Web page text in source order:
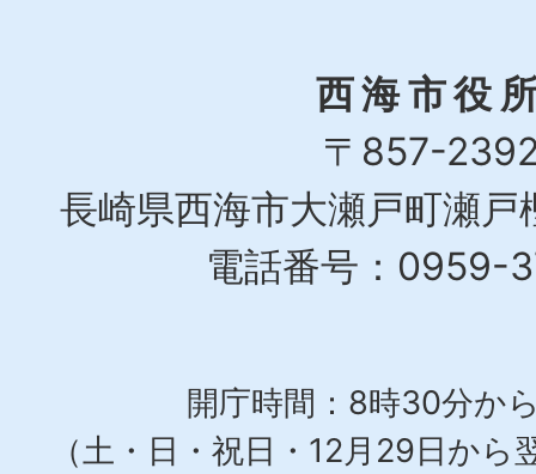
西海市役
〒857-
長崎県西海市大瀬戸町瀬
電話番号：0959-
開庁時間：8時30分か
（土・日・祝日・12月29日から